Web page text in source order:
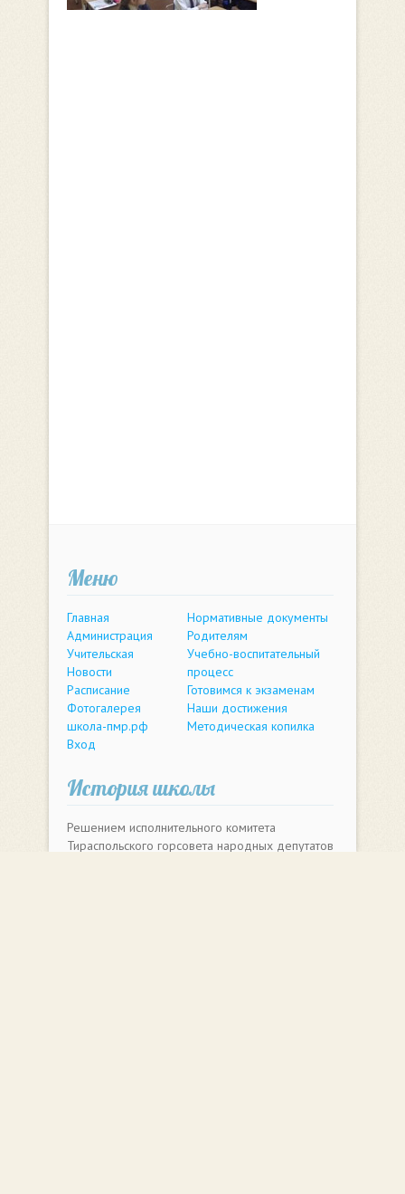
Меню
Главная
Администрация
Учительская
Новости
Расписание
Фотогалерея
школа-пмр.рф
Вход
Нормативные документы
Родителям
Учебно-воспитательный
процесс
Готовимся к экзаменам
Наши достижения
Методическая копилка
История школы
Решением исполнительного комитета
Тираспольского горсовета народных депутатов